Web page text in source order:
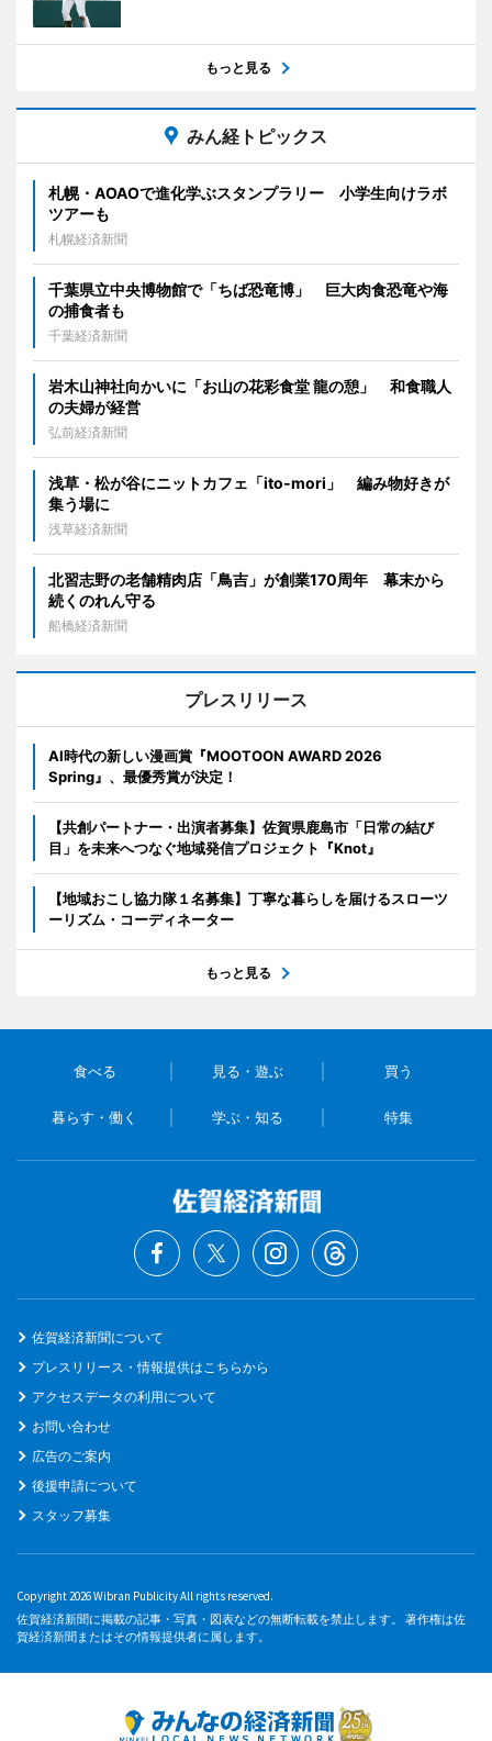
もっと見る
みん経トピックス
札幌・AOAOで進化学ぶスタンプラリー 小学生向けラボ
ツアーも
札幌経済新聞
千葉県立中央博物館で「ちば恐竜博」 巨大肉食恐竜や海
の捕食者も
千葉経済新聞
岩木山神社向かいに「お山の花彩食堂 龍の憩」 和食職人
の夫婦が経営
弘前経済新聞
浅草・松が谷にニットカフェ「ito-mori」 編み物好きが
集う場に
浅草経済新聞
北習志野の老舗精肉店「鳥吉」が創業170周年 幕末から
続くのれん守る
船橋経済新聞
プレスリリース
AI時代の新しい漫画賞『MOOTOON AWARD 2026
Spring』、最優秀賞が決定！
【共創パートナー・出演者募集】佐賀県鹿島市「日常の結び
目」を未来へつなぐ地域発信プロジェクト『Knot』
【地域おこし協力隊１名募集】丁寧な暮らしを届けるスローツ
ーリズム・コーディネーター
もっと見る
食べる 見る・遊ぶ 買う
暮らす・働く 学ぶ・知る 特集
佐賀経済新聞について
プレスリリース・情報提供はこちらから
アクセスデータの利用について
お問い合わせ
広告のご案内
後援申請について
スタッフ募集
Copyright 2026 Wibran Publicity All rights reserved.
佐賀経済新聞に掲載の記事・写真・図表などの無断転載を禁止します。 著作権は佐
賀経済新聞またはその情報提供者に属します。